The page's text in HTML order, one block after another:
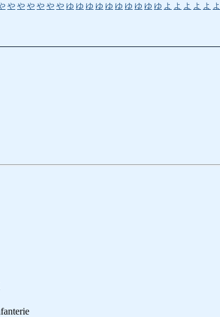
や や や や や や ゆ ゆ ゆ ゆ ゆ ゆ ゆ ゆ ゆ ゆ よ よ よ よ よ よ